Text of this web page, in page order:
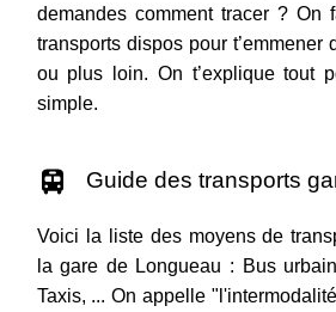
demandes comment tracer ? On
transports dispos pour t’emmener
ou plus loin. On t’explique tout
simple.
Guide des transports
Voici la liste des moyens de
la gare de Longueau : Bus
Taxis, ... On appelle